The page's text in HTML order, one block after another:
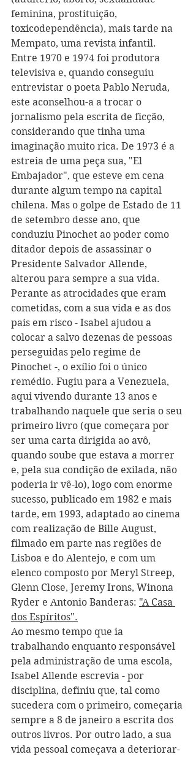
feminina, prostituição,
toxicodependência), mais tarde na
Mempato, uma revista infantil.
Entre 1970 e 1974 foi produtora
televisiva e, quando conseguiu
entrevistar o poeta Pablo Neruda,
este aconselhou-a a trocar o
jornalismo pela escrita de ficção,
considerando que tinha uma
imaginação muito rica. De 1973 é a
estreia de uma peça sua, "El
Embajador", que esteve em cena
durante algum tempo na capital
chilena. Mas o golpe de Estado de 11
de setembro desse ano, que
conduziu Pinochet ao poder como
ditador depois de assassinar o
Presidente Salvador Allende,
alterou para sempre a sua vida.
Perante as atrocidades que eram
cometidas, com a sua vida e as dos
pais em risco - Isabel ajudou a
colocar a salvo dezenas de pessoas
perseguidas pelo regime de
Pinochet -, o exílio foi o único
remédio. Fugiu para a Venezuela,
aqui vivendo durante 13 anos e
trabalhando naquele que seria o seu
primeiro livro (que começara por
ser uma carta dirigida ao avô,
quando soube que estava a morrer
e, pela sua condição de exilada, não
poderia ir vê-lo), logo com enorme
sucesso, publicado em 1982 e mais
tarde, em 1993, adaptado ao cinema
com realização de Bille August,
filmado em parte nas regiões de
Lisboa e do Alentejo, e com um
elenco composto por Meryl Streep,
Glenn Close, Jeremy Irons, Winona
Ryder e Antonio Banderas: "A Casa
dos Espíritos".
Ao mesmo tempo que ia
trabalhando enquanto responsável
pela administração de uma escola,
Isabel Allende escrevia - por
disciplina, definiu que, tal como
sucedera com o primeiro, começaria
sempre a 8 de janeiro a escrita dos
outros livros. Por outro lado, a sua
vida pessoal começava a deteriorar-